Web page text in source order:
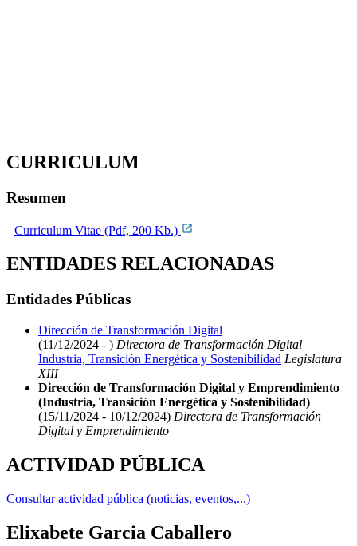
CURRICULUM
Resumen
Curriculum Vitae (Pdf, 200 Kb.)
ENTIDADES RELACIONADAS
Entidades Públicas
Dirección de Transformación Digital
(11/12/2024 - ) Directora de Transformación Digital
Industria, Transición Energética y Sostenibilidad Legislatura
XIII
Dirección de Transformación Digital y Emprendimiento
(Industria, Transición Energética y Sostenibilidad)
(15/11/2024 - 10/12/2024) Directora de Transformación
Digital y Emprendimiento
ACTIVIDAD PÚBLICA
Consultar actividad pública (noticias, eventos,...)
Elixabete Garcia Caballero